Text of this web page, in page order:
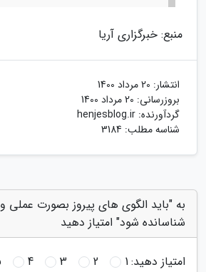
منبع: خبرگزاری آریا
انتشار: 20 مرداد 1400
بروزرسانی: 20 مرداد 1400
گردآورنده: henjesblog.ir
شناسه مطلب: 3184
به "باید الگوی های پیروز بصورت
شناسانده شود" امتیاز دهید
امتیاز دهید:1
2
3
4